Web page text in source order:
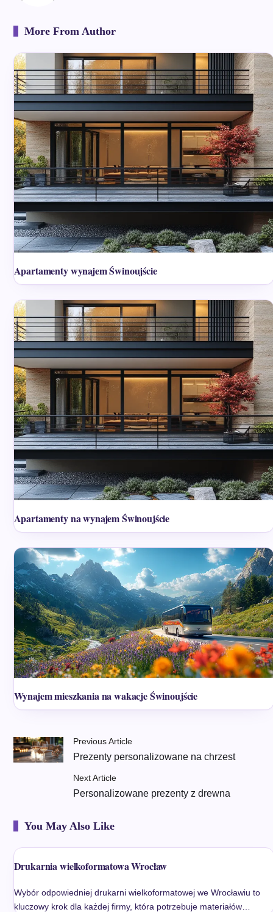
More From Author
Apartamenty wynajem Świnoujście
Apartamenty na wynajem Świnoujście
Wynajem mieszkania na wakacje Świnoujście
Previous Article
Prezenty personalizowane na chrzest
Next Article
Personalizowane prezenty z drewna
You May Also Like
Drukarnia wielkoformatowa Wrocław
Wybór odpowiedniej drukarni wielkoformatowej we Wrocławiu to
kluczowy krok dla każdej firmy, która potrzebuje materiałów…